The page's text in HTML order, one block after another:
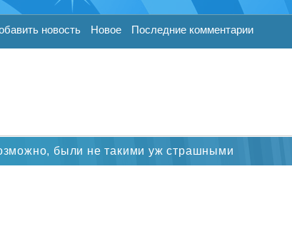
были не такими уж страшными
новость Новое Последние комментарии